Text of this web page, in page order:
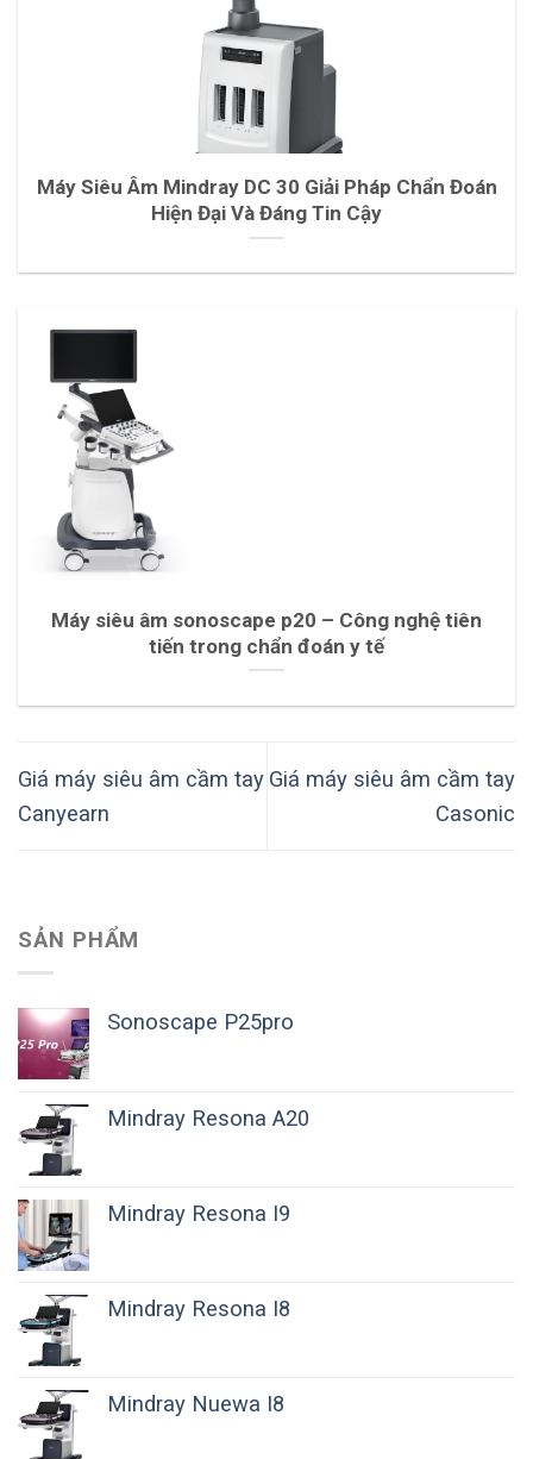
Máy Siêu Âm Mindray DC 30 Giải Pháp Chẩn Đoán
Hiện Đại Và Đáng Tin Cậy
Máy siêu âm sonoscape p20 – Công nghệ tiên
tiến trong chẩn đoán y tế
Giá máy siêu âm cầm tay
Canyearn
Giá máy siêu âm cầm tay
Casonic
SẢN PHẨM
Sonoscape P25pro
Mindray Resona A20
Mindray Resona I9
Mindray Resona I8
Mindray Nuewa I8